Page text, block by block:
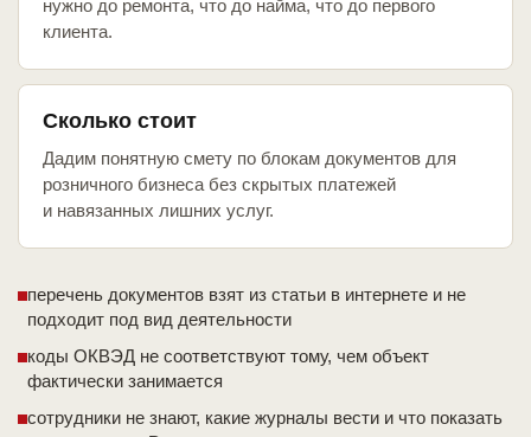
нужно до ремонта, что до найма, что до первого
клиента.
Сколько стоит
Дадим понятную смету по блокам документов для
розничного бизнеса без скрытых платежей
и навязанных лишних услуг.
перечень документов взят из статьи в интернете и не
подходит под вид деятельности
коды ОКВЭД не соответствуют тому, чем объект
фактически занимается
сотрудники не знают, какие журналы вести и что показать